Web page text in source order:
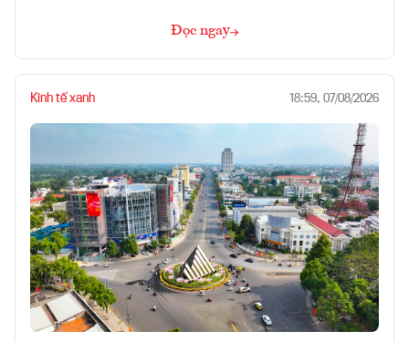
Đọc ngay
Kinh tế xanh 18:59, 07/08/2026